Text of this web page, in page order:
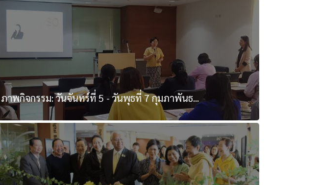
ภาพกิจกรรม: วันจันทร์ที่ 5 - วันพุธที่ 7 กุมภาพันธ...